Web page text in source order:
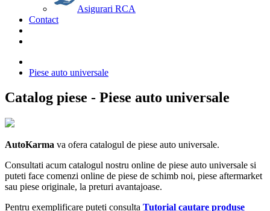
Asigurari RCA
Contact
Piese auto universale
Catalog piese - Piese auto universale
AutoKarma va ofera catalogul de piese auto universale.
Consultati acum catalogul nostru online de piese auto universale si
puteti face comenzi online de piese de schimb noi, piese aftermarket
sau piese originale, la preturi avantajoase.
Pentru exemplificare puteti consulta Tutorial cautare produse